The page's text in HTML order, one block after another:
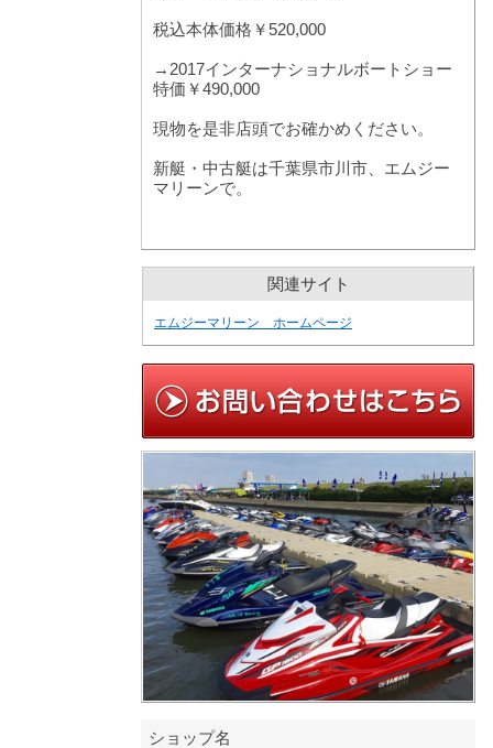
税込本体価格￥520,000
→2017インターナショナルボートショー
特価￥490,000
現物を是非店頭でお確かめください。
新艇・中古艇は千葉県市川市、エムジー
マリーンで。
関連サイト
エムジーマリーン ホームページ
ショップ名